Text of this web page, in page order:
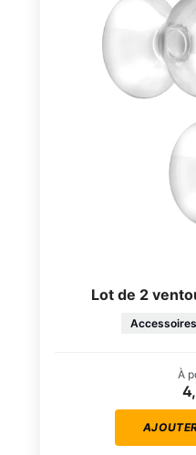
Lot de 2
Accessoires
À